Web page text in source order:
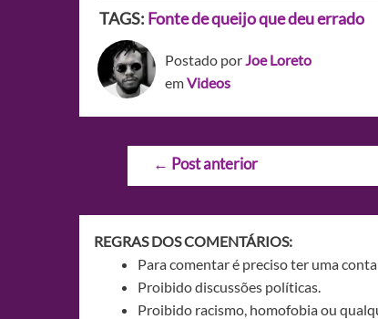
TAGS: Fonte de queijo que deu errado
Postado porJoe Loreto
emVideos
Navegação
← Post anterior
REGRAS DOS COMENTÁRIOS:
Para comentar é preciso ter uma
Proibido discussões políticas.
Proibido racismo, homofobia ou